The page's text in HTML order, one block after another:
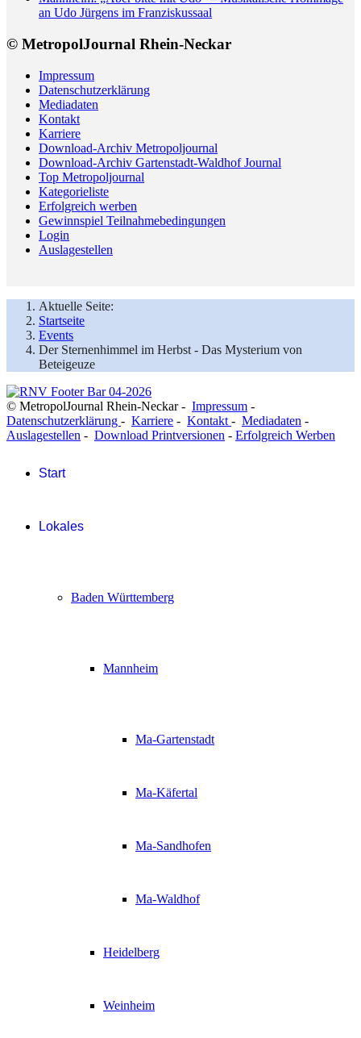
an Udo Jürgens im Franziskussaal
© MetropolJournal Rhein-Neckar
Impressum
Datenschutzerklärung
Mediadaten
Kontakt
Karriere
Download-Archiv Metropoljournal
Download-Archiv Gartenstadt-Waldhof Journal
Top Metropoljournal
Kategorieliste
Erfolgreich werben
Gewinnspiel Teilnahmebedingungen
Login
Auslagestellen
Aktuelle Seite:
Startseite
Events
Der Sternenhimmel im Herbst - Das Mysterium von
Beteigeuze
© MetropolJournal Rhein-Neckar - Impressum -
Datenschutzerklärung - Karriere - Kontakt - Mediadaten -
Auslagestellen - Download Printversionen - Erfolgreich Werben
Start
Lokales
Baden Württemberg
Mannheim
Ma-Gartenstadt
Ma-Käfertal
Ma-Sandhofen
Ma-Waldhof
Heidelberg
Weinheim